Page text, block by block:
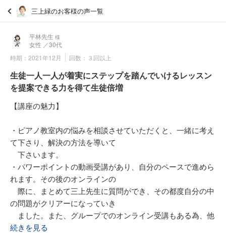
三上緑のお客様の声一覧
平林先生 様
女性 ／30代
時期：2021年12月
回数：３回以上
生徒一人一人が着実にステップを踏んでいけるレッスン
を提案できる力を得て生徒倍増
【講座の魅力】
・ピアノ教室内の悩みを相談させていただくと、一緒に考え
て下さり、解決の方法を導いて
下さいます。
・パワーポイントの動画受講があり、自分のペースで進めら
れます。その後のオンラインの
際に、まとめて三上先生に質問ができ、その都度自分の中
の問題がクリアーになっていき
ました。また、グループでのオンライン受講もある為、他
の先生方の悩みやお話も伺う事
続きを見る